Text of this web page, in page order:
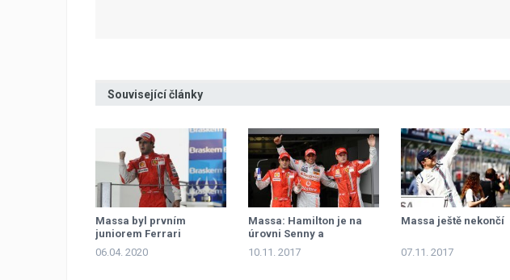
Související články
Massa byl prvním
juniorem Ferrari
06.04. 2020
Massa: Hamilton je na
úrovni Senny a
Schumachera
10.11. 2017
Massa ještě nekončí
07.11. 2017